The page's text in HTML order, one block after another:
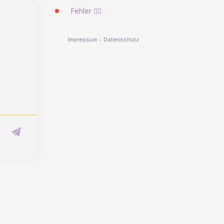
Fehler 🐱‍💻
Impressum • Datenschutz